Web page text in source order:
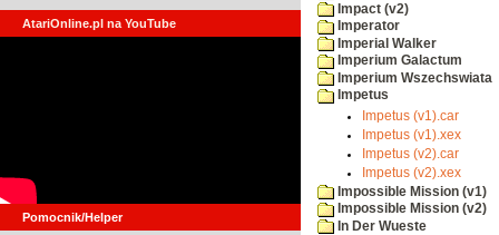
AtariOnline.pl na YouTube
Pomocnik/Helper
Impact (v2)
Imperator
Imperial Walker
Imperium Galactum
Imperium Wszechswiata
Impetus
Impetus (v1).car
Impetus (v1).xex
Impetus (v2).car
Impetus (v2).xex
Impossible Mission (v1)
Impossible Mission (v2)
In Der Wueste